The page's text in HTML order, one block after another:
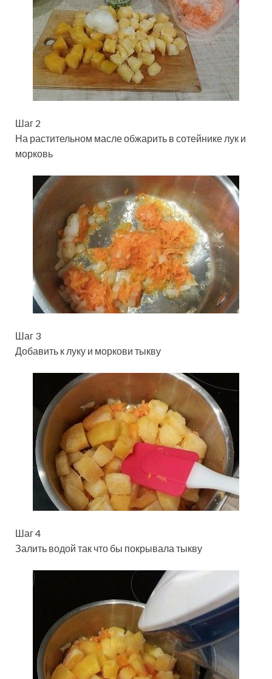
Шаг 2
На растительном масле обжарить в сотейнике лук и
морковь
Шаг 3
Добавить к луку и моркови тыкву
Шаг 4
Залить водой так что бы покрывала тыкву